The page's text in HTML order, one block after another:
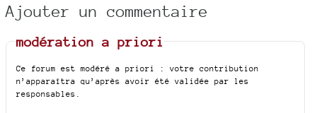
Ajouter un commentaire
modération a priori
Ce forum est modéré a priori : votre contribution
n’apparaîtra qu’après avoir été validée par les
responsables.